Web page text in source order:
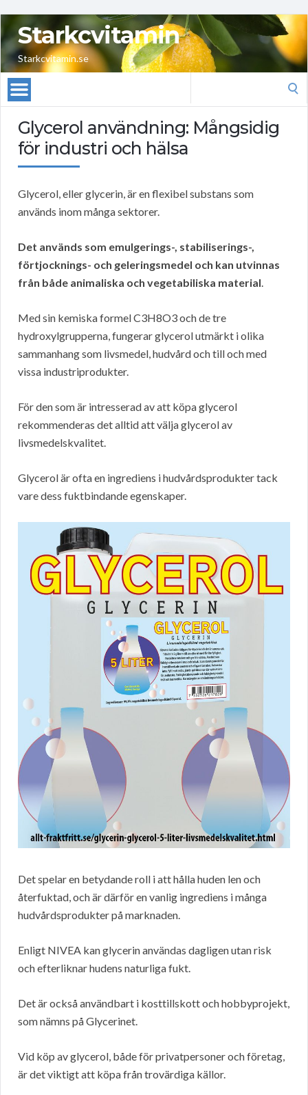
Starkcvitamin
Starkcvitamin.se
Glycerol användning: Mångsidig
för industri och hälsa
Glycerol, eller glycerin, är en flexibel substans som
används inom många sektorer.
Det används som emulgerings-, stabiliserings-,
förtjocknings- och geleringsmedel och kan utvinnas
från både animaliska och vegetabiliska material.
Med sin kemiska formel C3H8O3 och de tre
hydroxylgrupperna, fungerar glycerol utmärkt i olika
sammanhang som livsmedel, hudvård och till och med
vissa industriprodukter.
För den som är intresserad av att köpa glycerol
rekommenderas det alltid att välja glycerol av
livsmedelskvalitet.
Glycerol är ofta en ingrediens i hudvårdsprodukter tack
vare dess fuktbindande egenskaper.
Det spelar en betydande roll i att hålla huden len och
återfuktad, och är därför en vanlig ingrediens i många
hudvårdsprodukter på marknaden.
Enligt NIVEA kan glycerin användas dagligen utan risk
och efterliknar hudens naturliga fukt.
Det är också användbart i kosttillskott och hobbyprojekt,
som nämns på Glycerinet.
Vid köp av glycerol, både för privatpersoner och företag,
är det viktigt att köpa från trovärdiga källor.